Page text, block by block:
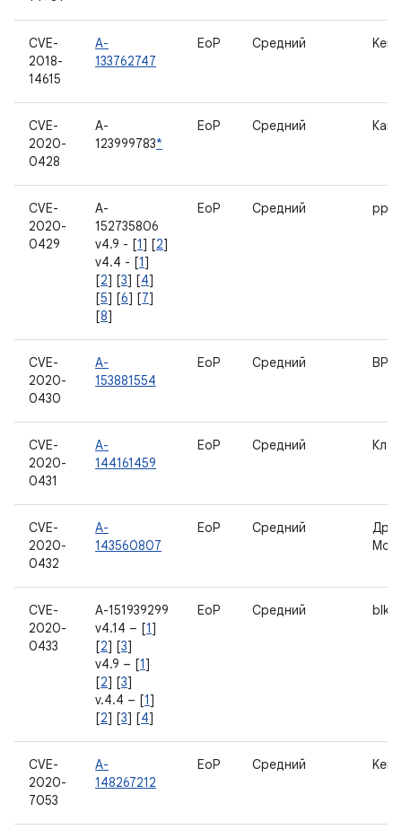
CVE-
2018-
14615
A-
133762747
EoP Средний
CVE-
2020-
0428
A-
123999783*
EoP Средний
CVE-
2020-
0429
A-
152735806
v4.9 - [1] [2]
v4.4 - [1]
[2] [3] [4]
[5] [6] [7]
[8]
EoP Средний
CVE-
2020-
0430
A-
153881554
EoP Средний BPF
CVE-
2020-
0431
A-
144161459
EoP Средний
CVE-
2020-
0432
A-
143560807
EoP Средний
CVE-
2020-
0433
A-151939299
v4.14 – [1]
[2] [3]
v4.9 – [1]
[2] [3]
v.4.4 – [1]
[2] [3] [4]
EoP Средний blk-
CVE-
2020-
7053
A-
148267212
EoP Средний